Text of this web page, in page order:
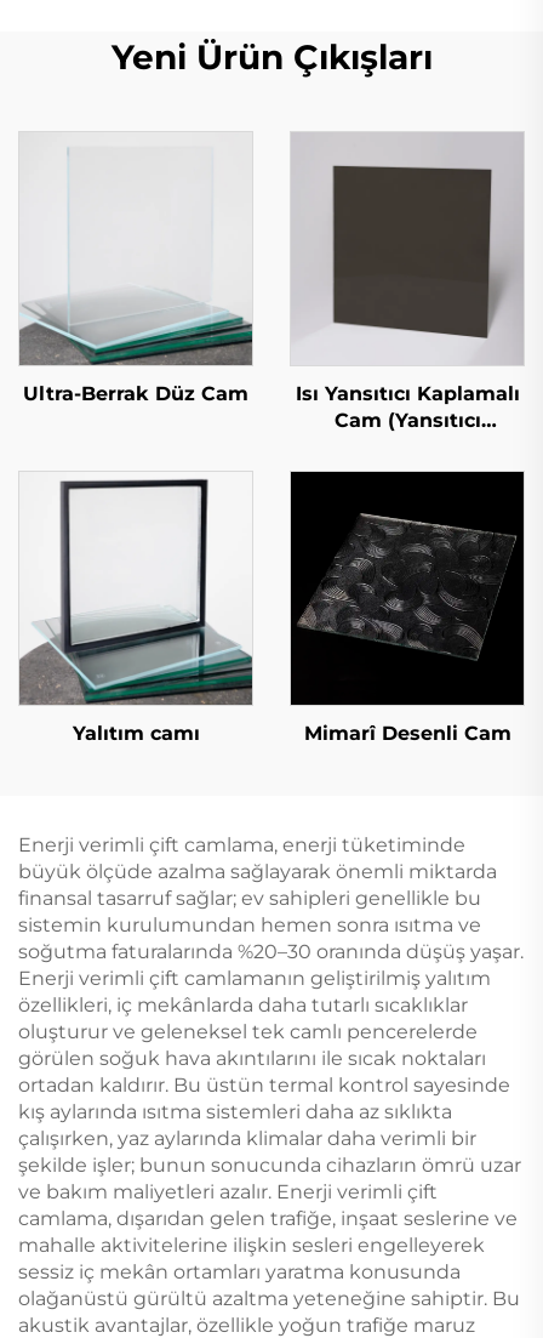
Yeni Ürün Çıkışları
Ultra-Berrak Düz Cam
Isı Yansıtıcı Kaplamalı
Cam (Yansıtıcı
Yalıtım camı Mimarî Desenli Cam
Enerji verimli çift camlama, enerji tüketiminde
büyük ölçüde azalma sağlayarak önemli miktarda
finansal tasarruf sağlar; ev sahipleri genellikle bu
sistemin kurulumundan hemen sonra ısıtma ve
soğutma faturalarında %20–30 oranında düşüş yaşar.
Enerji verimli çift camlamanın geliştirilmiş yalıtım
özellikleri, iç mekânlarda daha tutarlı sıcaklıklar
oluşturur ve geleneksel tek camlı pencerelerde
görülen soğuk hava akıntılarını ile sıcak noktaları
ortadan kaldırır. Bu üstün termal kontrol sayesinde
kış aylarında ısıtma sistemleri daha az sıklıkta
çalışırken, yaz aylarında klimalar daha verimli bir
şekilde işler; bunun sonucunda cihazların ömrü uzar
ve bakım maliyetleri azalır. Enerji verimli çift
camlama, dışarıdan gelen trafiğe, inşaat seslerine ve
mahalle aktivitelerine ilişkin sesleri engelleyerek
sessiz iç mekân ortamları yaratma konusunda
olağanüstü gürültü azaltma yeteneğine sahiptir. Bu
akustik avantajlar, özellikle yoğun trafiğe maruz